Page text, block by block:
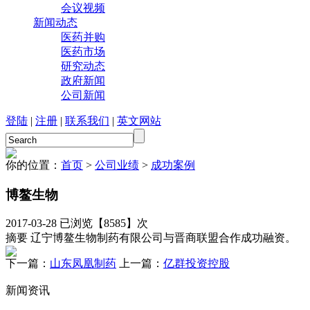
会议视频
新闻动态
医药并购
医药市场
研究动态
政府新闻
公司新闻
登陆 | 注册 | 联系我们 | 英文网站
你的位置： 首页 > 公司业绩 > 成功案例
博鳌生物
2017-03-28 已浏览【8585】次
摘要 辽宁博鳌生物制药有限公司与晋商联盟合作成功融资。
下一篇： 山东凤凰制药 上一篇： 亿群投资控股
新闻资讯